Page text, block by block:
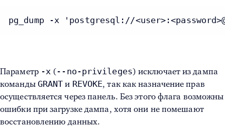
pg_dump -x 'postgresql://
Параметр -x (--no-privileges) исключает из дампа
команды GRANT и REVOKE, так как назначение прав
осуществляется через панель. Без этого флага возможны
ошибки при загрузке дампа, хотя они не помешают
восстановлению данных.